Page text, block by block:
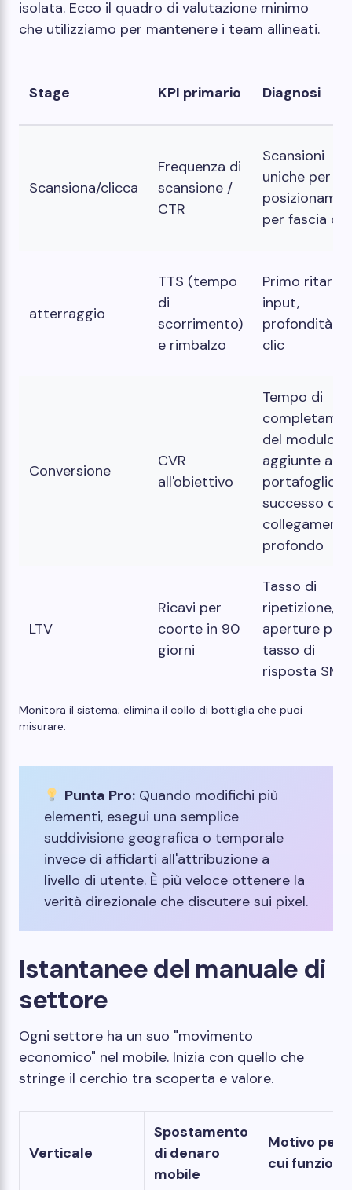
isolata. Ecco il quadro di valutazione minimo
che utilizziamo per mantenere i team allineati.
Stage KPI primario Diagnosi
Scansiona/clicca
Frequenza di
scansione /
CTR
Scansioni
uniche per
per fascia
atterraggio
TTS (tempo
di
scorrimento)
e rimbalzo
Primo
input,
profondità
clic
Conversione
CVR
all'obiettivo
Tempo di
del modulo,
aggiunte al
portafoglio,
successo del
collegamento
profondo
LTV
Ricavi per
coorte in 90
giorni
Tasso di
ripetizione,
aperture
tasso di
risposta SMS
Monitora il sistema; elimina il collo di bottiglia che puoi
misurare.
Punta Pro:Quando modifichi più
elementi, esegui una semplice
suddivisione geografica o temporale
invece di affidarti all'attribuzione a
livello di utente. È più veloce ottenere la
verità direzionale che discutere sui pixel.
Istantanee del manuale di
settore
Ogni settore ha un suo "movimento
economico" nel mobile. Inizia con quello che
stringe il cerchio tra scoperta e valore.
Verticale
Spostamento
di denaro
mobile
Motivo per
cui funziona